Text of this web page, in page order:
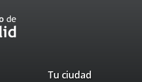
Tu ciudad